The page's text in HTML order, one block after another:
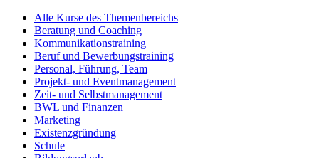
Alle Kurse des Themenbereichs
Beratung und Coaching
Kommunikationstraining
Beruf und Bewerbungstraining
Personal, Führung, Team
Projekt- und Eventmanagement
Zeit- und Selbstmanagement
BWL und Finanzen
Marketing
Existenzgründung
Schule